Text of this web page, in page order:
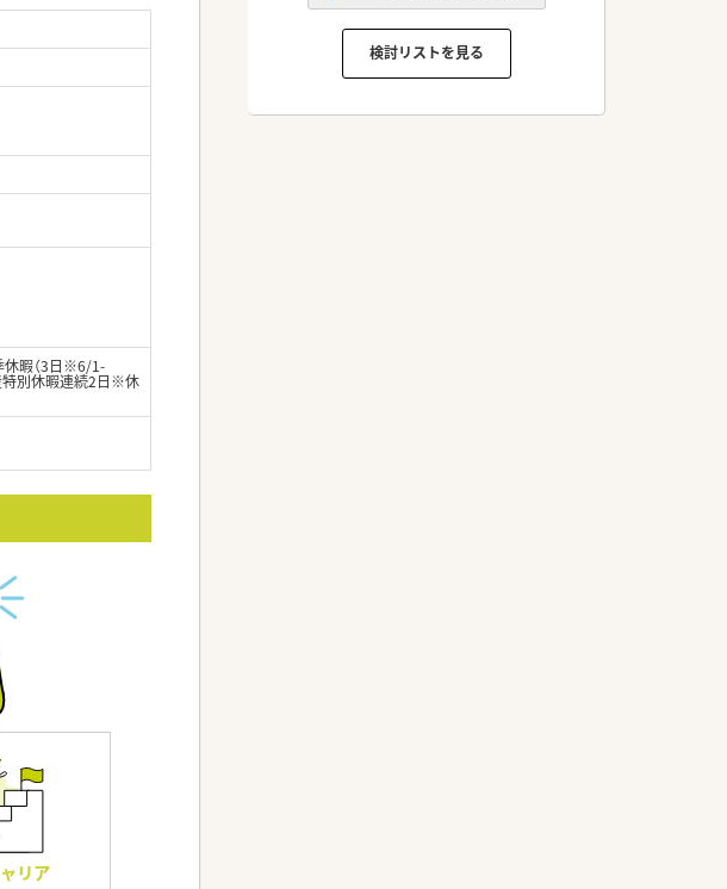
休暇（3日※6/1-
特別休暇連続2日※休
リア
検討リストを見る